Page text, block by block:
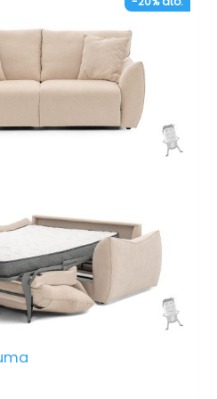
aglomerado que aporta
efecto plumón en los
HR28 de alta
en muelles en zigzag